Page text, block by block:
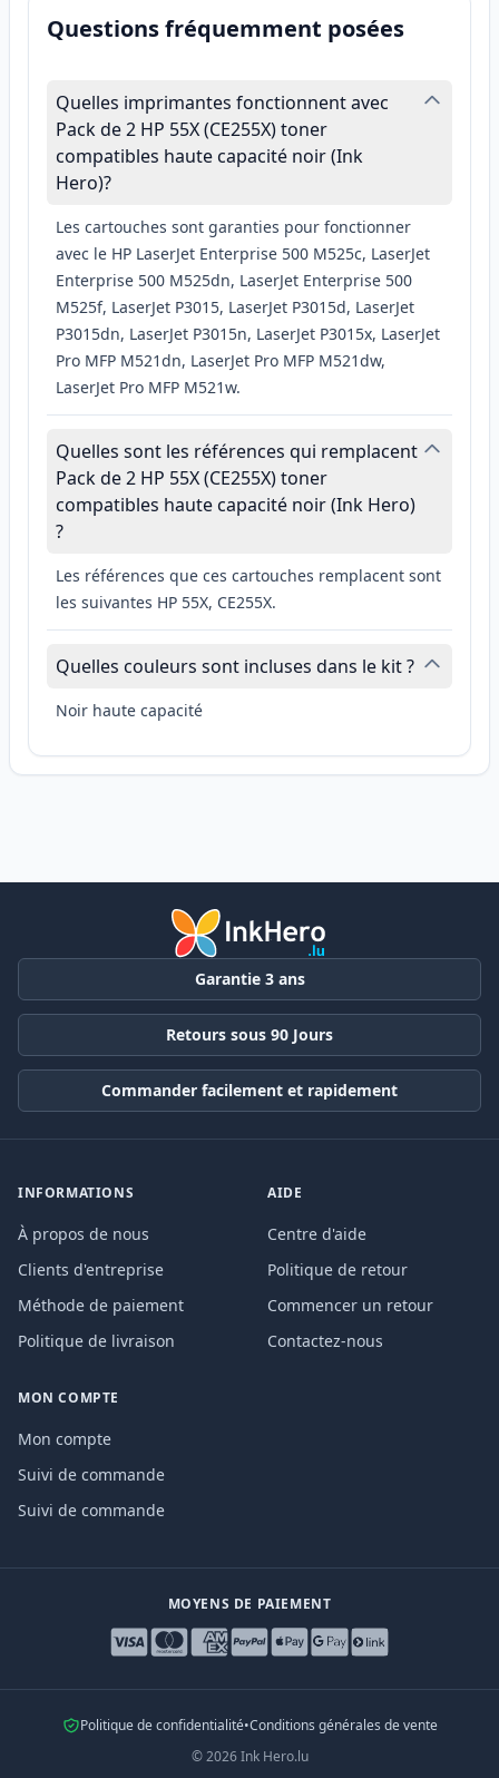
Questions fréquemment posées
Quelles imprimantes fonctionnent avec
Pack de 2 HP 55X (CE255X) toner
compatibles haute capacité noir (Ink
Hero)?
Les cartouches sont garanties pour fonctionner
avec le HP LaserJet Enterprise 500 M525c, LaserJet
Enterprise 500 M525dn, LaserJet Enterprise 500
M525f, LaserJet P3015, LaserJet P3015d, LaserJet
P3015dn, LaserJet P3015n, LaserJet P3015x, LaserJet
Pro MFP M521dn, LaserJet Pro MFP M521dw,
LaserJet Pro MFP M521w.
Quelles sont les références qui remplacent
Pack de 2 HP 55X (CE255X) toner
compatibles haute capacité noir (Ink Hero)
?
Les références que ces cartouches remplacent sont
les suivantes HP 55X, CE255X.
Quelles couleurs sont incluses dans le kit ?
Noir haute capacité
Garantie 3 ans
Retours sous 90 Jours
Commander facilement et rapidement
INFORMATIONS
À propos de nous
Clients d'entreprise
Méthode de paiement
Politique de livraison
AIDE
Centre d'aide
Politique de retour
Commencer un retour
Contactez-nous
MON COMPTE
Mon compte
Suivi de commande
Suivi de commande
MOYENS DE PAIEMENT
Politique de confidentialité•Conditions générales de vente
©2026 Ink Hero.lu